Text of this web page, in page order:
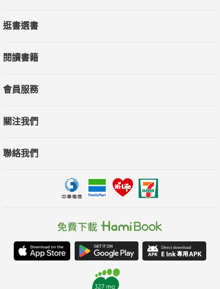
逛書選書
閱讀書籍
會員服務
關注我們
聯絡我們